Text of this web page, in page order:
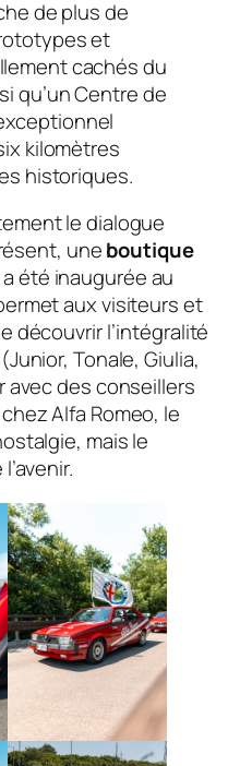
de plus de
et
cachés du
qu’un Centre de
kilomètres
historiques.
le dialogue
uneboutique
a été inaugurée au
aux visiteurs et
découvrir l’intégralité
Tonale, Giulia,
avec des conseillers
Alfa Romeo, le
mais le